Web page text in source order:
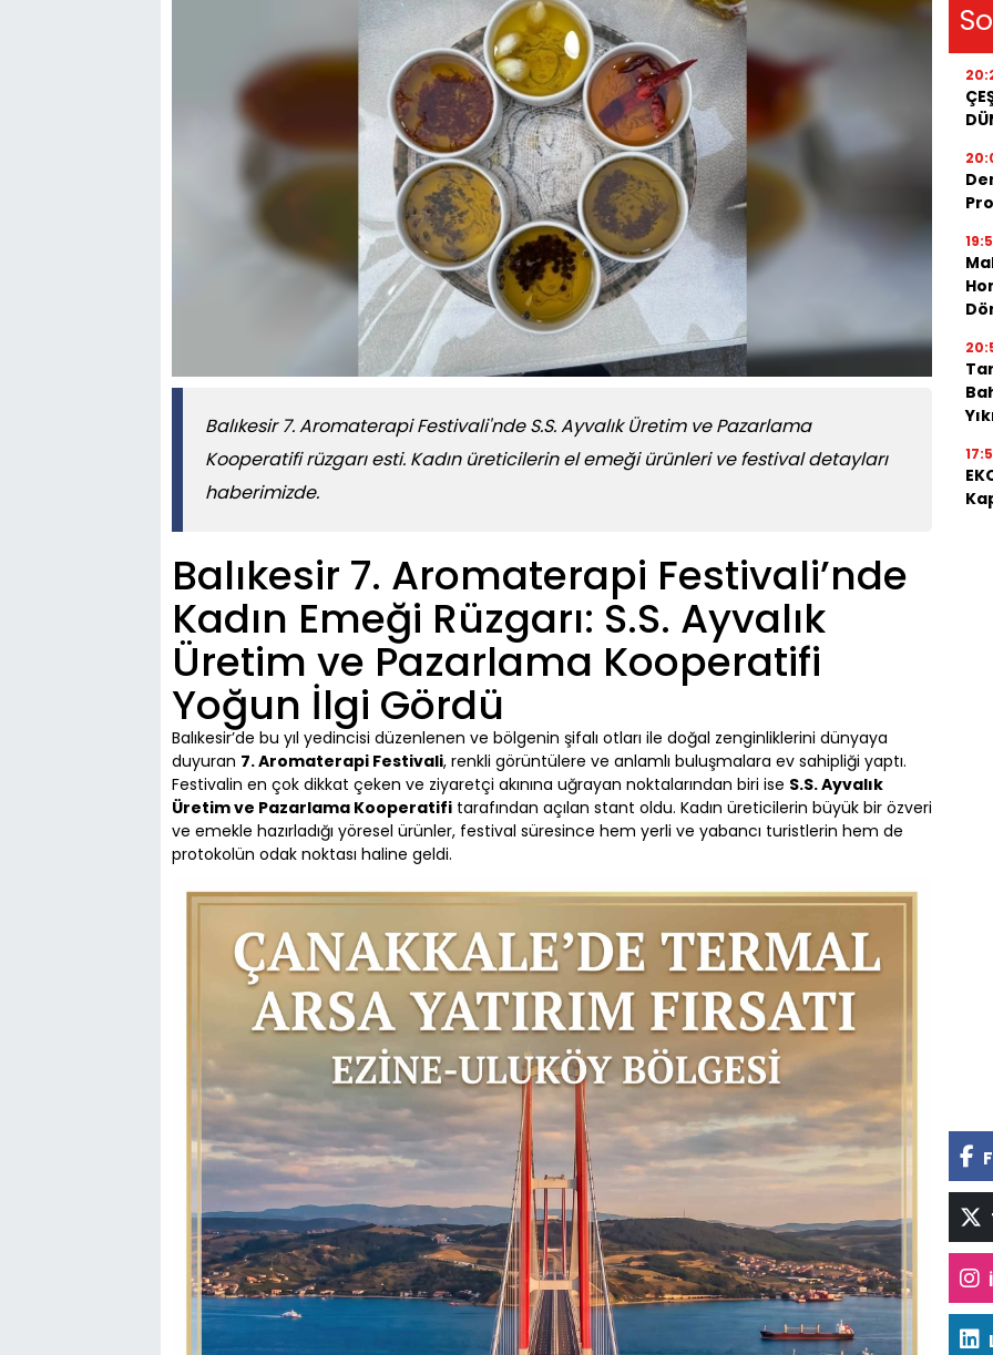
Balıkesir 7. Aromaterapi Festivali'nde S.S. Ayvalık Üretim ve Pazarlama
Kooperatifi rüzgarı esti. Kadın üreticilerin el emeği ürünleri ve festival detayları
haberimizde.
Balıkesir 7. Aromaterapi Festivali’nde
Kadın Emeği Rüzgarı: S.S. Ayvalık
Üretim ve Pazarlama Kooperatifi
Yoğun İlgi Gördü
Balıkesir’de bu yıl yedincisi düzenlenen ve bölgenin şifalı otları ile doğal zenginliklerini dünyaya
duyuran 7. Aromaterapi Festivali, renkli görüntülere ve anlamlı buluşmalara ev sahipliği yaptı.
Festivalin en çok dikkat çeken ve ziyaretçi akınına uğrayan noktalarından biri ise S.S. Ayvalık
Üretim ve Pazarlama Kooperatifi tarafından açılan stant oldu. Kadın üreticilerin büyük bir özveri
ve emekle hazırladığı yöresel ürünler, festival süresince hem yerli ve yabancı turistlerin hem de
protokolün odak noktası haline geldi.